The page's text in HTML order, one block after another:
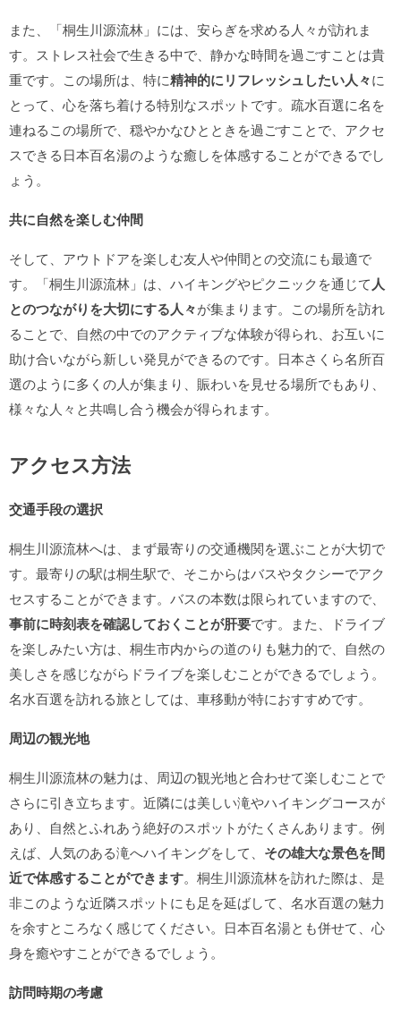
また、「桐生川源流林」には、安らぎを求める人々が訪れま
す。ストレス社会で生きる中で、静かな時間を過ごすことは貴
重です。この場所は、特に精神的にリフレッシュしたい人々に
とって、心を落ち着ける特別なスポットです。疏水百選に名を
連ねるこの場所で、穏やかなひとときを過ごすことで、アクセ
スできる日本百名湯のような癒しを体感することができるでし
ょう。
共に自然を楽しむ仲間
そして、アウトドアを楽しむ友人や仲間との交流にも最適で
す。「桐生川源流林」は、ハイキングやピクニックを通じて人
とのつながりを大切にする人々が集まります。この場所を訪れ
ることで、自然の中でのアクティブな体験が得られ、お互いに
助け合いながら新しい発見ができるのです。日本さくら名所百
選のように多くの人が集まり、賑わいを見せる場所でもあり、
様々な人々と共鳴し合う機会が得られます。
アクセス方法
交通手段の選択
桐生川源流林へは、まず最寄りの交通機関を選ぶことが大切で
す。最寄りの駅は桐生駅で、そこからはバスやタクシーでアク
セスすることができます。バスの本数は限られていますので、
事前に時刻表を確認しておくことが肝要です。また、ドライブ
を楽しみたい方は、桐生市内からの道のりも魅力的で、自然の
美しさを感じながらドライブを楽しむことができるでしょう。
名水百選を訪れる旅としては、車移動が特におすすめです。
周辺の観光地
桐生川源流林の魅力は、周辺の観光地と合わせて楽しむことで
さらに引き立ちます。近隣には美しい滝やハイキングコースが
あり、自然とふれあう絶好のスポットがたくさんあります。例
えば、人気のある滝へハイキングをして、 その雄大な景色を間
近で体感することができます。桐生川源流林を訪れた際は、是
非このような近隣スポットにも足を延ばして、名水百選の魅力
を余すところなく感じてください。日本百名湯とも併せて、心
身を癒やすことができるでしょう。
訪問時期の考慮